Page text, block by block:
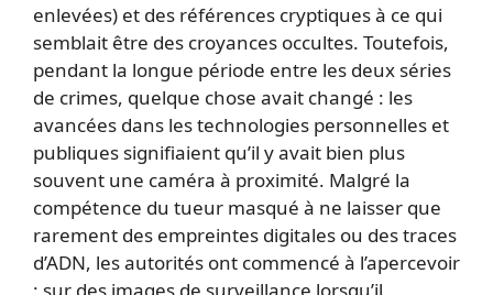
enlevées) et des références cryptiques à ce qui
semblait être des croyances occultes. Toutefois,
pendant la longue période entre les deux séries
de crimes, quelque chose avait changé : les
avancées dans les technologies personnelles et
publiques signifiaient qu’il y avait bien plus
souvent une caméra à proximité. Malgré la
compétence du tueur masqué à ne laisser que
rarement des empreintes digitales ou des traces
d’ADN, les autorités ont commencé à l’apercevoir